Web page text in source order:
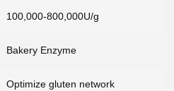
100,000-800,000U/g
Bakery Enzyme
Optimize gluten network